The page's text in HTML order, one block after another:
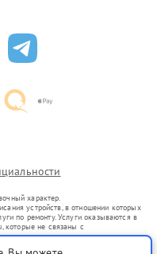
характер.
устройств, в отношении которых
по ремонту. Услуги оказываются в
которые не связаны с
представителями.
гражданский оборот в соответствии